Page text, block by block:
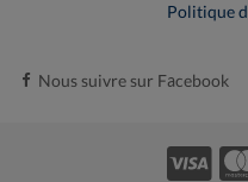
Politique
Nous suivre sur Facebook